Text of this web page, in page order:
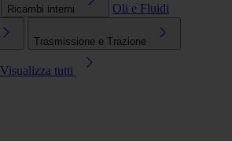
Ricambi interni Oli e Fluidi
Trasmissione e Trazione
Visualizza tutti